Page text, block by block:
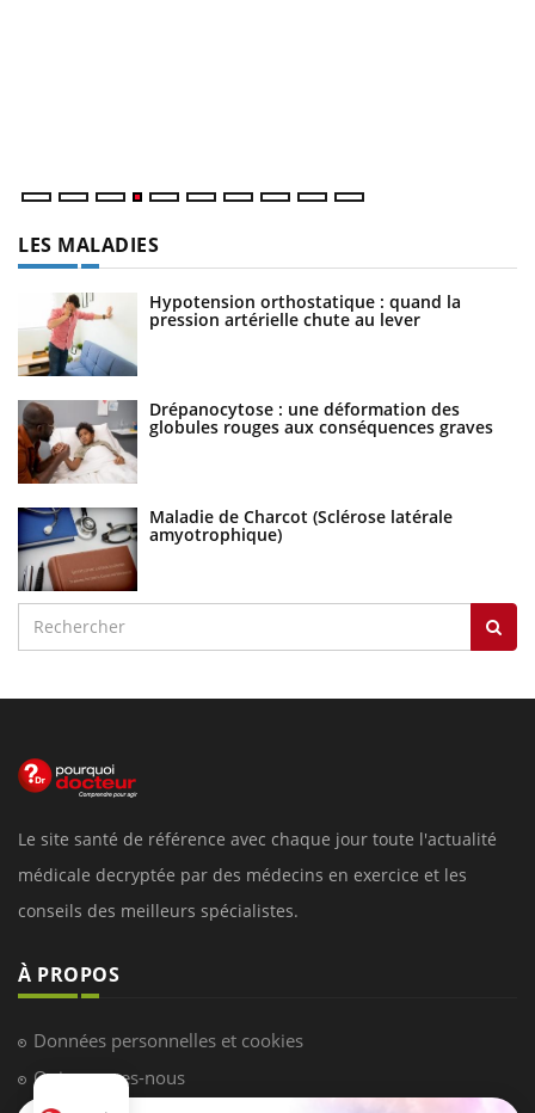
LES MALADIES
Hypotension orthostatique : quand la
pression artérielle chute au lever
Drépanocytose : une déformation des
globules rouges aux conséquences graves
Maladie de Charcot (Sclérose latérale
amyotrophique)
Le site santé de référence avec chaque jour toute l'actualité
médicale decryptée par des médecins en exercice et les
conseils des meilleurs spécialistes.
À PROPOS
Données personnelles et cookies
Qui sommes-nous